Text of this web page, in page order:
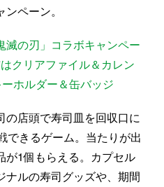
ペーン。
滅の刃」コラボキャンペー
クリアファイル＆カレン
ホルダー＆缶バッジ
の店頭で寿司皿を回収口に
できるゲーム。当たりが出
が1個もらえる。カプセル
ナルの寿司グッズや、期間